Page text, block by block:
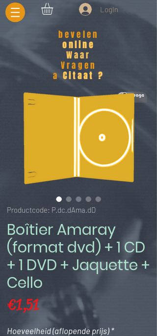
LogIn
bevelen
online
Waar
Vragen
a Citaat ?
Productcode: P.dc.dAma.dD
Boîtier Amaray
(format dvd) + 1 CD
+ 1 DVD + Jaquette +
Cello
€ 1,51Prijs
Hoeveelheid (aflopende prijs) *